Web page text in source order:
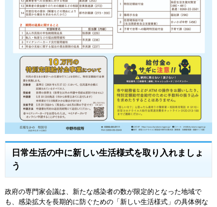
日常生活の中に新しい生活様式を取り入れましょ
う
政府の専門家会議は、新たな感染者の数が限定的となった地域で
も、感染拡大を長期的に防ぐための「新しい生活様式」の具体例な